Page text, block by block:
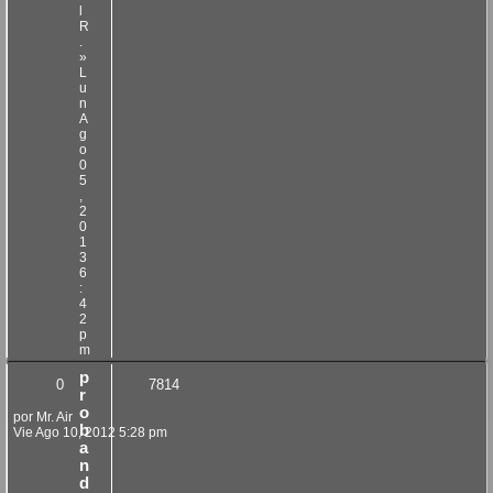
R
.
»
L
u
n
A
g
o
0
5
,
2
0
1
3
6
:
4
2
p
m
p
r
o
b
a
n
d
0 7814
por Mr. Air
Vie Ago 10, 2012 5:28 pm